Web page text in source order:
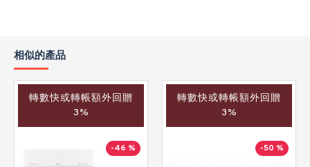
相似的產品
轉數快或轉帳額外回贈
3%
-46 %
轉數快或轉帳額外回贈
3%
-50 %